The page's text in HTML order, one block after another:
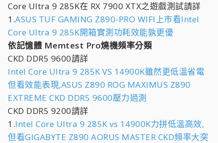
Core Ultra 9 285K在 RX 7900 XTX之遊戲測試請詳
1.ASUS TUF GAMING Z890-PRO WIFI上市看Intel
Core Ultra 9 285K開箱實測功耗效能孰更優
依記憶體 Memtest Pro燒機頻率分類
CKD DDR5 9600請詳
Intel Core Ultra 9 285K VS 14900K雖然更低溫省電
但看效能表現,ASUS Z890 ROG MAXIMUS Z890
EXTREME CKD DDR5 9600壓力過測
CKD DDR5 9200請詳
1.Intel Core Ultra 9 285K vs 14900K力拼低溫高效,
但看GIGABYTE Z890 AORUS MASTER CKD頻率大突